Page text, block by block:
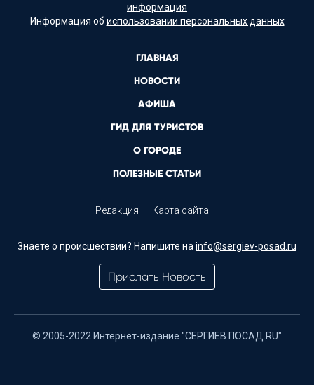
информация
Информация об использовании персональных данных
ГЛАВНАЯ
НОВОСТИ
АФИША
ГИД ДЛЯ ТУРИСТОВ
О ГОРОДЕ
ПОЛЕЗНЫЕ СТАТЬИ
Редакция Карта сайта
Знаете о происшествии? Напишите наinfo@sergiev-posad.ru
Прислать Новость
© 2005-2022 Интернет-издание "СЕРГИЕВ ПОСАД.RU"